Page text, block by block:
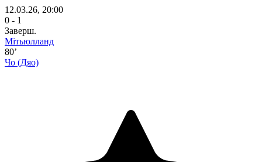
12.03.26, 20:00
0 - 1
Заверш.
Мітьюлланд
80’
Чо (Дяо)